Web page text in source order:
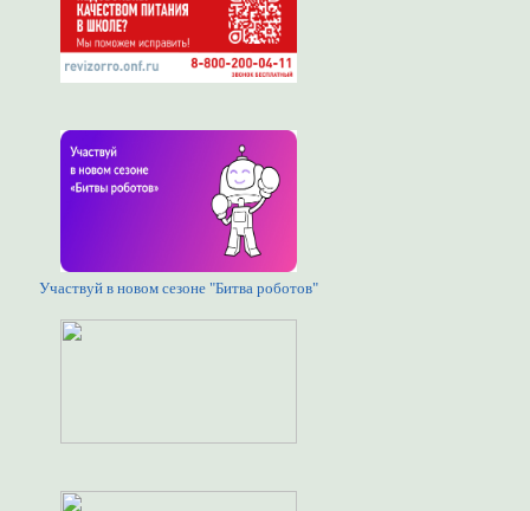
Участвуй в новом сезоне "Битва роботов"